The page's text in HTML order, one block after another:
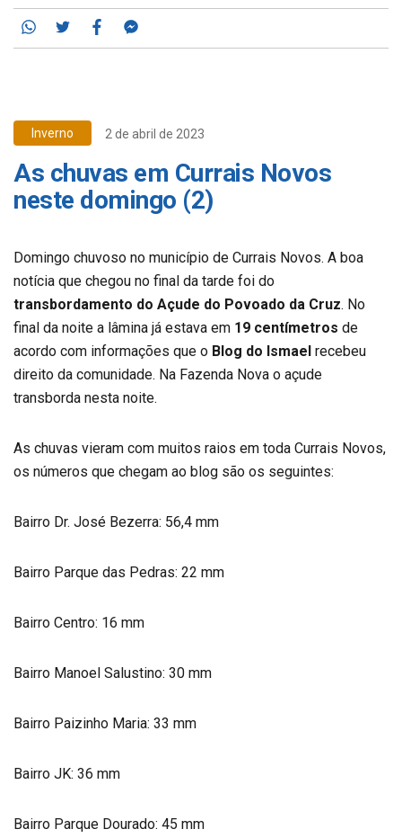
Whatsapp
TwitterFacebook
Inverno 2 de abril de 2023
As chuvas em Currais Novos
neste domingo (2)
Domingo chuvoso no município de Currais Novos. A boa
notícia que chegou no final da tarde foi do
transbordamento do Açude do Povoado da Cruz. No
final da noite a lâmina já estava em 19 centímetros de
acordo com informações que o Blog do Ismael recebeu
direito da comunidade. Na Fazenda Nova o açude
transborda nesta noite.
As chuvas vieram com muitos raios em toda Currais Novos,
os números que chegam ao blog são os seguintes:
Bairro Dr. José Bezerra: 56,4 mm
Bairro Parque das Pedras: 22 mm
Bairro Centro: 16 mm
Bairro Manoel Salustino: 30 mm
Bairro Paizinho Maria: 33 mm
Bairro JK: 36 mm
Bairro Parque Dourado: 45 mm